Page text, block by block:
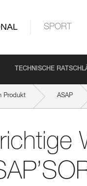
SPORT
TECHNISCHE
Produkt ASAP